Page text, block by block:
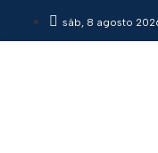
sáb, 8 agosto